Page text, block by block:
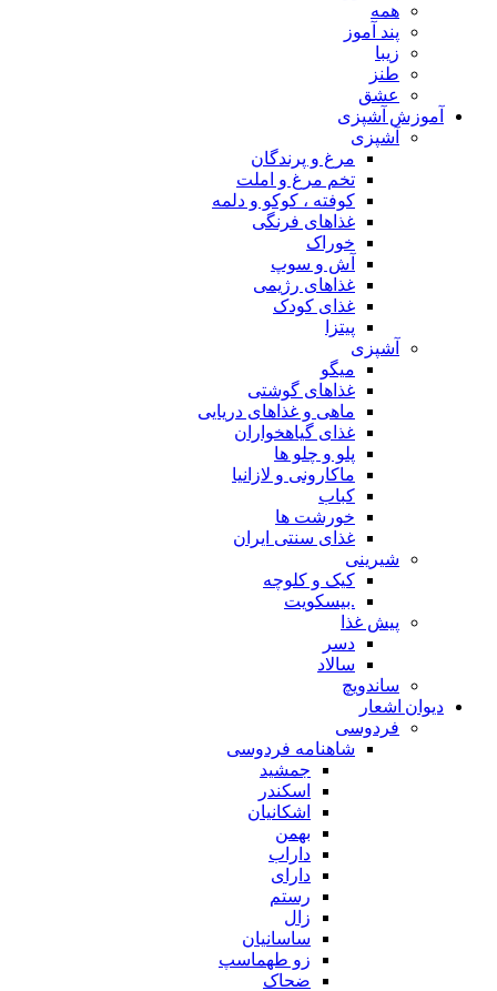
همه
پند آموز
زیبا
طنز
عشق
آموزش آشپزی
آشپزی
مرغ و پرندگان
تخم مرغ و املت
کوفته ، کوکو و دلمه
غذاهای فرنگی
خوراک
آش و سوپ
غذاهای رژیمی
غذای کودک
پیتزا
آشپزی
میگو
غذاهای گوشتی
ماهی و غذاهای دریایی
غذای گیاهخواران
پلو و چلو ها
ماکارونی و لازانیا
کباب
خورشت ها
غذای سنتی ایران
شیرینی
کیک و کلوچه
.بیسکویت
پیش غذا
دسر
سالاد
ساندویچ
دیوان اشعار
فردوسی
شاهنامه فردوسی
جمشید
اسکندر
اشکانیان
بهمن
داراب
دارای
رستم
زال
ساسانیان
زو طهماسپ‏
ضحاک